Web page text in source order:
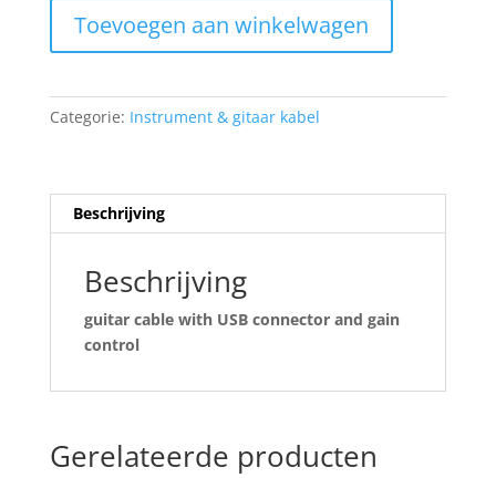
guitar
USB
control
SH-
aantal
Toevoegen aan winkelwagen
Categorie: Instrument & gitaar kabel
Beschrijving
Beschrijving
guitar cable with USB connector and gain
control
Gerelateerde producten